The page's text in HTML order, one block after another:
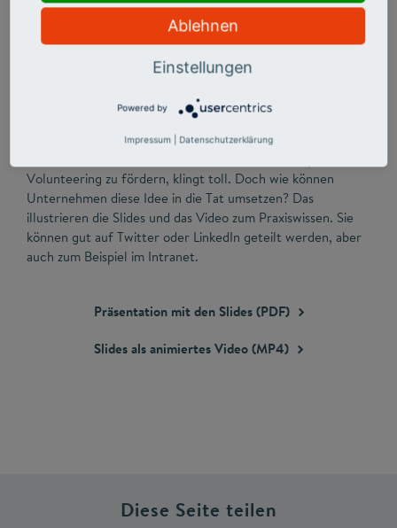
Volunteering zu fördern, klingt toll. Doch wie können
Unternehmen diese Idee in die Tat umsetzen? Das
illustrieren die Slides und das Video zum Praxiswissen. Sie
können gut auf Twitter oder LinkedIn geteilt werden, aber
auch zum Beispiel im Intranet.
Präsentation mit den Slides(PDF)
Slides als animiertes Video(MP4)
Diese Seite teilen
Ablehnen
Einstellungen
Powered by
Impressum Datenschutzerklärung